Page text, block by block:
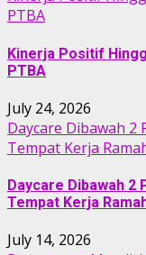
PTBA
Kinerja Positif
PTBA
July 24, 2026
Daycare Dibawah 2
Tempat Kerja
Daycare Dibawah 2
Tempat Kerja
July 14, 2026